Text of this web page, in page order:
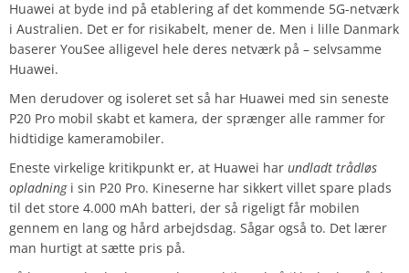
Huawei at byde ind på etablering af det kommende 5G-netværk
i Australien. Det er for risikabelt, mener de. Men i lille Danmark
baserer YouSee alligevel hele deres netværk på – selvsamme
Huawei.
Men derudover og isoleret set så har Huawei med sin seneste
P20 Pro mobil skabt et kamera, der sprænger alle rammer for
hidtidige kameramobiler.
Eneste virkelige kritikpunkt er, at Huawei har undladt trådløs
opladningi sin P20 Pro. Kineserne har sikkert villet spare plads
til det store 4.000 mAh batteri, der så rigeligt får mobilen
gennem en lang og hård arbejdsdag. Sågar også to. Det lærer
man hurtigt at sætte pris på.